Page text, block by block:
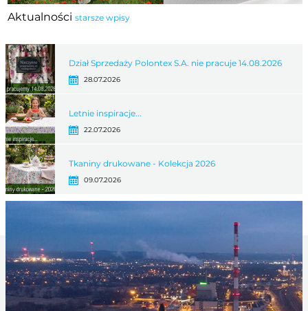
Aktualności starsze wpisy
Dział Sprzedaży Polontex S.A. nie pracuje 14.08.2026
28.07.2026
Letnie inspiracje...
22.07.2026
Tkaniny drukowane - Kolekcja 2026
09.07.2026